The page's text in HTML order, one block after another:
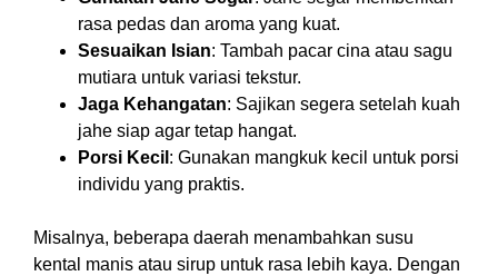
rasa pedas dan aroma yang kuat.
Sesuaikan Isian: Tambah pacar cina atau sagu
mutiara untuk variasi tekstur.
Jaga Kehangatan: Sajikan segera setelah kuah
jahe siap agar tetap hangat.
Porsi Kecil : Gunakan mangkuk kecil untuk porsi
individu yang praktis.
Misalnya, beberapa daerah menambahkan susu
kental manis atau sirup untuk rasa lebih kaya. Dengan